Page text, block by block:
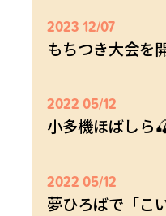
2023 12/07
もちつき大会を
2022 05/12
小多機ほばしら
2022 05/12
夢ひろばで「こ